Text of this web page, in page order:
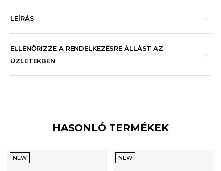
LEÍRÁS
ELLENŐRIZZE A RENDELKEZÉSRE ÁLLÁST AZ
ÜZLETEKBEN
HASONLÓ TERMÉKEK
NEW NEW